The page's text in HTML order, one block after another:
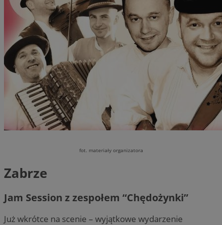
fot. materiały organizatora
Zabrze
Jam Session z zespołem “Chędożynki”
Już wkrótce na scenie – wyjątkowe wydarzenie